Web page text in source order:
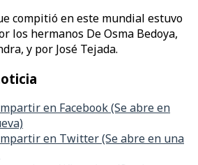
compitió en este mundial estuvo
los hermanos De Osma Bedoya,
y por José Tejada.
en Facebook (Se abre en
en Twitter (Se abre en una